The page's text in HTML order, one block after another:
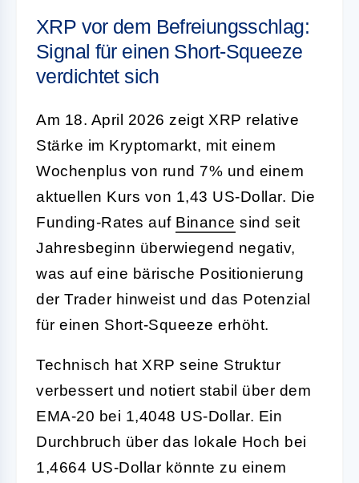
XRP vor dem Befreiungsschlag:
Signal für einen Short-Squeeze
verdichtet sich
Am 18. April 2026 zeigt XRP relative
Stärke im Kryptomarkt, mit einem
Wochenplus von rund 7% und einem
aktuellen Kurs von 1,43 US-Dollar. Die
Funding-Rates auf Binance sind seit
Jahresbeginn überwiegend negativ,
was auf eine bärische Positionierung
der Trader hinweist und das Potenzial
für einen Short-Squeeze erhöht.
Technisch hat XRP seine Struktur
verbessert und notiert stabil über dem
EMA-20 bei 1,4048 US-Dollar. Ein
Durchbruch über das lokale Hoch bei
1,4664 US-Dollar könnte zu einem